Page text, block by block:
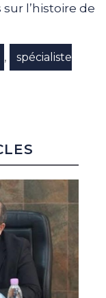
l’histoire de
,
spécialiste